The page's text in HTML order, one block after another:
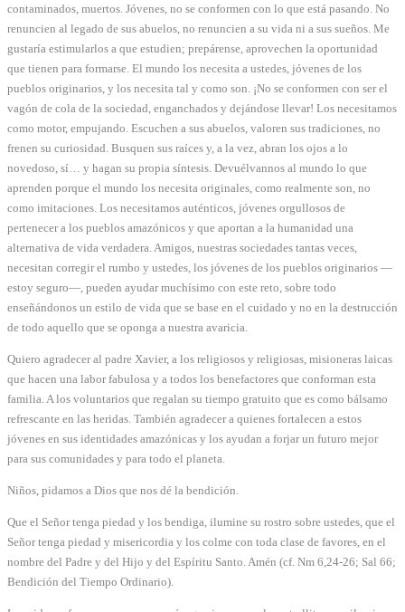
contaminados, muertos. Jóvenes, no se conformen con lo que está pasando. No
renuncien al legado de sus abuelos, no renuncien a su vida ni a sus sueños. Me
gustaría estimularlos a que estudien; prepárense, aprovechen la oportunidad
que tienen para formarse. El mundo los necesita a ustedes, jóvenes de los
pueblos originarios, y los necesita tal y como son. ¡No se conformen con ser el
vagón de cola de la sociedad, enganchados y dejándose llevar! Los necesitamos
como motor, empujando. Escuchen a sus abuelos, valoren sus tradiciones, no
frenen su curiosidad. Busquen sus raíces y, a la vez, abran los ojos a lo
novedoso, sí… y hagan su propia síntesis. Devuélvannos al mundo lo que
aprenden porque el mundo los necesita originales, como realmente son, no
como imitaciones. Los necesitamos auténticos, jóvenes orgullosos de
pertenecer a los pueblos amazónicos y que aportan a la humanidad una
alternativa de vida verdadera. Amigos, nuestras sociedades tantas veces,
necesitan corregir el rumbo y ustedes, los jóvenes de los pueblos originarios —
estoy seguro—, pueden ayudar muchísimo con este reto, sobre todo
enseñándonos un estilo de vida que se base en el cuidado y no en la destrucción
de todo aquello que se oponga a nuestra avaricia.
Quiero agradecer al padre Xavier, a los religiosos y religiosas, misioneras laicas
que hacen una labor fabulosa y a todos los benefactores que conforman esta
familia. A los voluntarios que regalan su tiempo gratuito que es como bálsamo
refrescante en las heridas. También agradecer a quienes fortalecen a estos
jóvenes en sus identidades amazónicas y los ayudan a forjar un futuro mejor
para sus comunidades y para todo el planeta.
Niños, pidamos a Dios que nos dé la bendición.
Que el Señor tenga piedad y los bendiga, ilumine su rostro sobre ustedes, que el
Señor tenga piedad y misericordia y los colme con toda clase de favores, en el
nombre del Padre y del Hijo y del Espíritu Santo. Amén (cf. Nm 6,24-26; Sal 66;
Bendición del Tiempo Ordinario).